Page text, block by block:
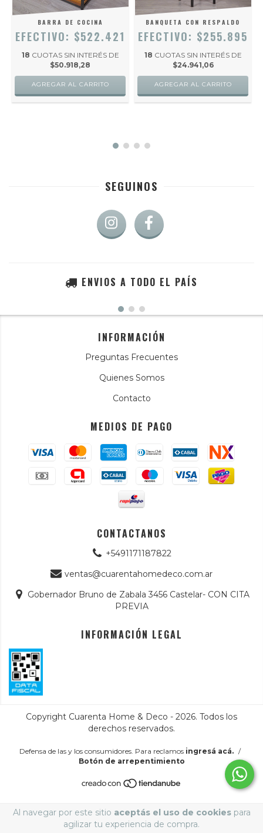
Al navegar por este sitio aceptás el uso de cookiespara
agilizar tu experiencia de compra.
BARRA DE COCINA
EFECTIVO: $522.421
18 CUOTAS SIN INTERÉS DE
$50.918,28
AGREGAR AL CARRITO
BANQUETA CON RESPALDO
EFECTIVO: $255.895
18 CUOTAS SIN INTERÉS DE
$24.941,06
AGREGAR AL CARRITO
SEGUINOS
ENVIOS A TODO EL PAÍS
INFORMACIÓN
Preguntas Frecuentes
Quienes Somos
Contacto
MEDIOS DE PAGO
CONTACTANOS
+5491171187822
ventas@cuarentahomedeco.com.ar
Gobernador Bruno de Zabala 3456 Castelar- CON CITA
PREVIA
INFORMACIÓN LEGAL
Copyright Cuarenta Home & Deco - 2026. Todos los
derechos reservados.
Defensa de las y los consumidores. Para reclamos ingresá acá. /
Botón de arrepentimiento